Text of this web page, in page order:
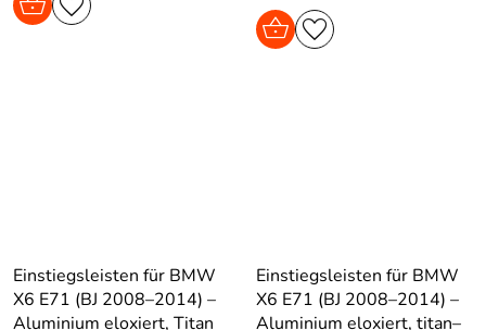
Einstiegsleisten für BMW
X6 E71 (BJ 2008–2014) –
Aluminium eloxiert, Titan
Einstiegsleisten für BMW
X6 E71 (BJ 2008–2014) –
Aluminium eloxiert, titan–